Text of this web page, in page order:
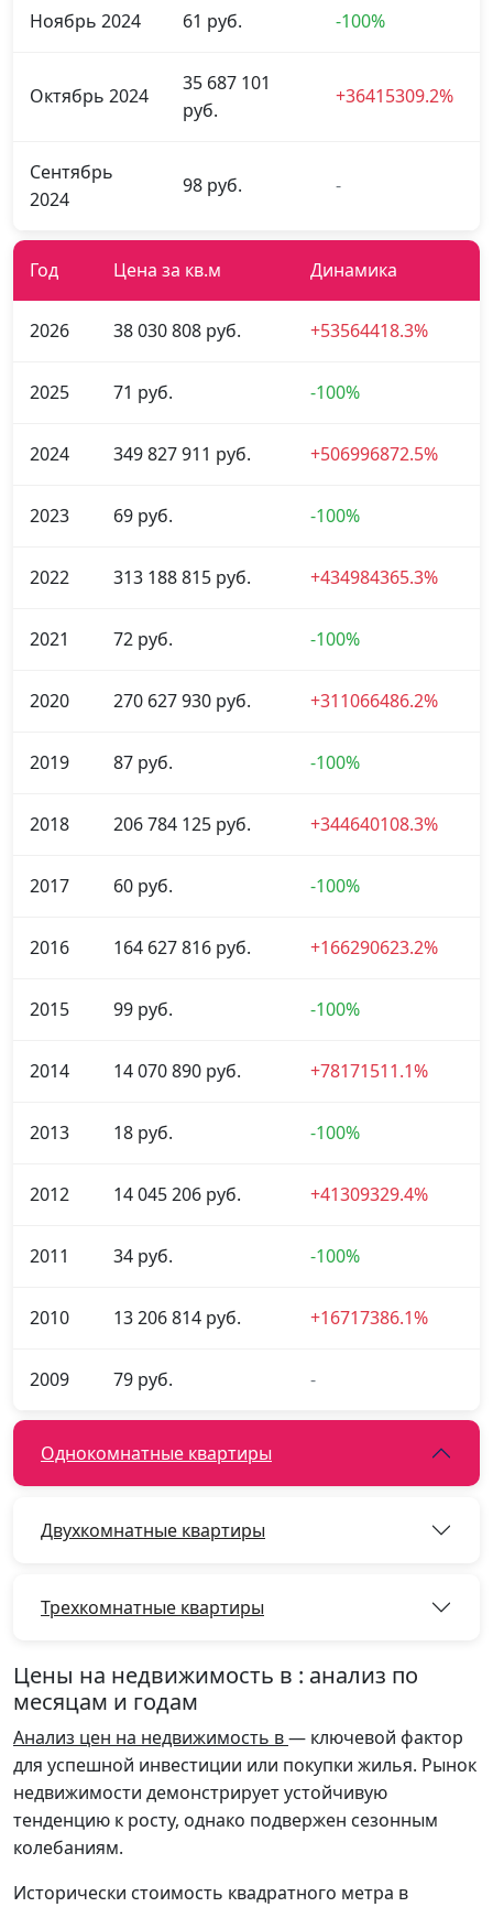
Ноябрь 2024 61 руб. -100%
Октябрь 2024
35 687 101
руб.
+36415309.2%
Сентябрь
2024
98 руб. -
Год Цена за кв.м Динамика
2026 38 030 808 руб. +53564418.3%
2025 71 руб. -100%
2024 349 827 911 руб. +506996872.5%
2023 69 руб. -100%
2022 313 188 815 руб. +434984365.3%
2021 72 руб. -100%
2020 270 627 930 руб. +311066486.2%
2019 87 руб. -100%
2018 206 784 125 руб. +344640108.3%
2017 60 руб. -100%
2016 164 627 816 руб. +166290623.2%
2015 99 руб. -100%
2014 14 070 890 руб. +78171511.1%
2013 18 руб. -100%
2012 14 045 206 руб. +41309329.4%
2011 34 руб. -100%
2010 13 206 814 руб. +16717386.1%
2009 79 руб. -
Однокомнатные квартиры
Двухкомнатные квартиры
Трехкомнатные квартиры
Цены на недвижимость в : анализ по
месяцам и годам
Анализ цен на недвижимость в— ключевой фактор
для успешной инвестиции или покупки жилья. Рынок
недвижимости демонстрирует устойчивую
тенденцию к росту, однако подвержен сезонным
колебаниям.
Исторически стоимость квадратного метра в